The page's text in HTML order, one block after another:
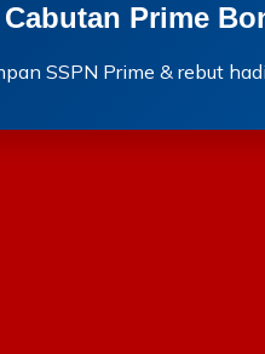
Cabutan Prime
SSPN Prime & rebut